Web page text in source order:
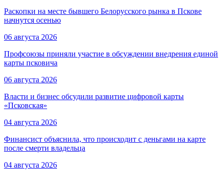
Раскопки на месте бывшего Белорусского рынка в Пскове
начнутся осенью
06 августа 2026
Профсоюзы приняли участие в обсуждении внедрения единой
карты псковича
06 августа 2026
Власти и бизнес обсудили развитие цифровой карты
«Псковская»
04 августа 2026
Финансист объяснила, что происходит с деньгами на карте
после смерти владельца
04 августа 2026